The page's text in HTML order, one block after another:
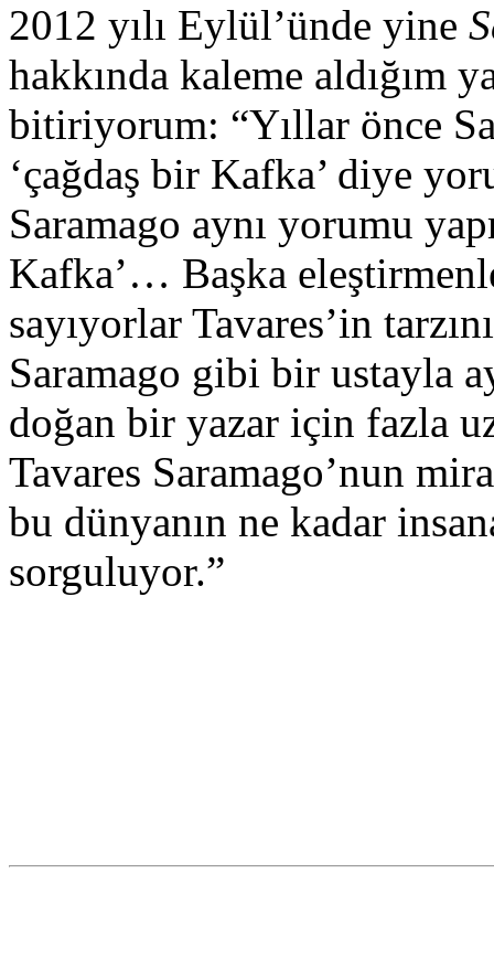
2012 yılı Eylül’ünde yine
hakkında kaleme aldığım
bitiriyorum: “Yıllar önce
‘çağdaş bir Kafka’ diye
Saramago aynı yorumu
Kafka’… Başka
sayıyorlar Tavares’in
Saramago gibi bir ustayla
doğan bir yazar için fazla
Tavares Saramago’nun
bu dünyanın ne kadar
sorguluyor.”